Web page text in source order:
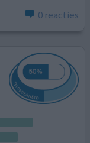
0 reacties